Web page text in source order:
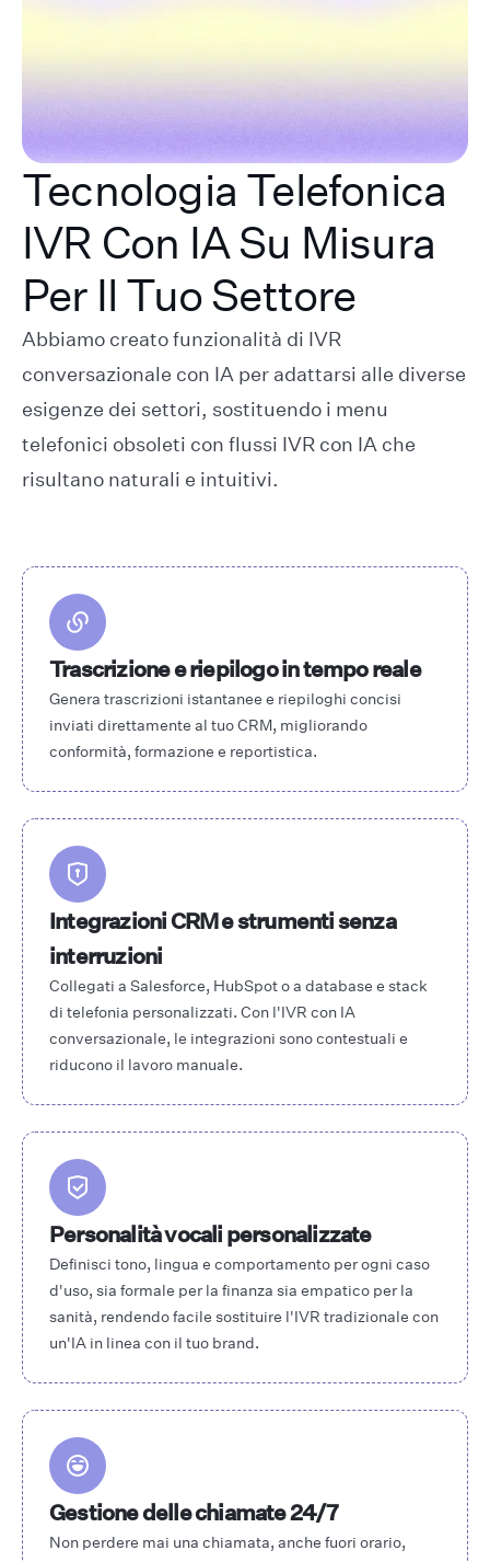
Tecnologia Telefonica
IVR Con IA Su Misura
Per Il Tuo Settore
Abbiamo creato funzionalità di IVR
conversazionale con IA per adattarsi alle diverse
esigenze dei settori, sostituendo i menu
telefonici obsoleti con flussi IVR con IA che
risultano naturali e intuitivi.
Trascrizione e riepilogo in tempo reale
Genera trascrizioni istantanee e riepiloghi concisi
inviati direttamente al tuo CRM, migliorando
conformità, formazione e reportistica.
Integrazioni CRM e strumenti senza
interruzioni
Collegati a Salesforce, HubSpot o a database e stack
di telefonia personalizzati. Con l'IVR con IA
conversazionale, le integrazioni sono contestuali e
riducono il lavoro manuale.
Personalità vocali personalizzate
Definisci tono, lingua e comportamento per ogni caso
d'uso, sia formale per la finanza sia empatico per la
sanità, rendendo facile sostituire l'IVR tradizionale con
un'IA in linea con il tuo brand.
Gestione delle chiamate 24/7
Non perdere mai una chiamata, anche fuori orario,